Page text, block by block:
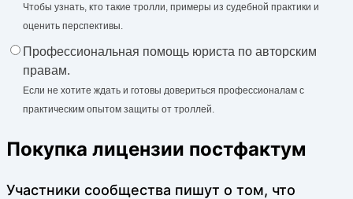
Чтобы узнать, кто такие тролли, примеры из судебной практики и
оценить перспективы.
Профессиональная помощь юриста по авторским
правам.
Если не хотите ждать и готовы довериться профессионалам с
практическим опытом защиты от троллей.
Покупка лицензии постфактум
Участники сообщества пишут о том, что